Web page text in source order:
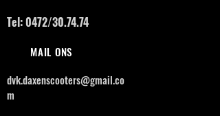
Tel: 0472/30.74.74
MAIL ONS
dvk.daxenscooters@gmail.co
m